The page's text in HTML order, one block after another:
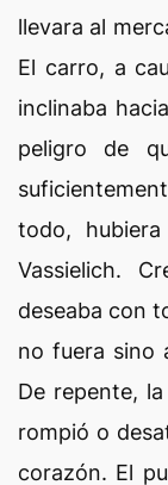
llevara al
El carro, a
inclinaba
peligro de
todo,
Vassielich.
deseaba con
no fuera sino
De repente,
rompió o
corazón. El